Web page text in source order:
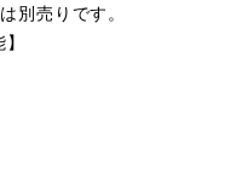
別売りです。